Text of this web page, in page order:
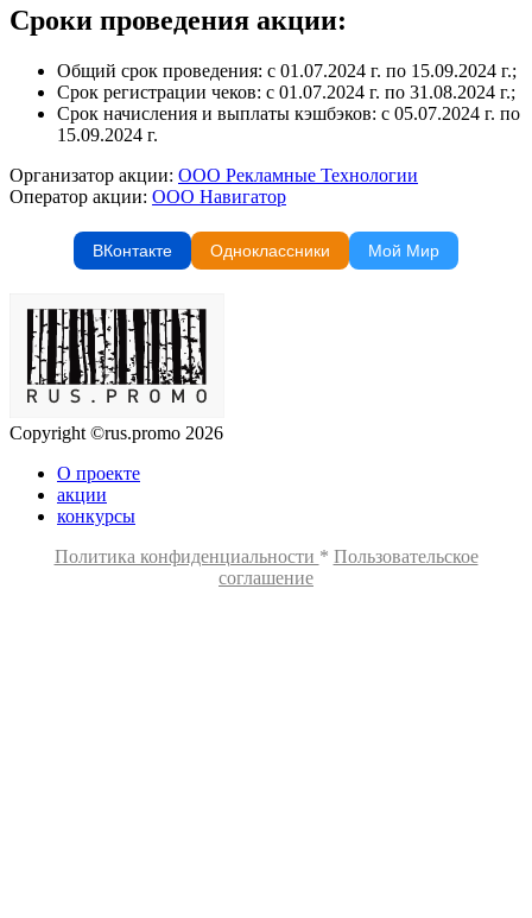
Сроки проведения акции:
Общий срок проведения: с 01.07.2024 г. по 15.09.2024 г.;
Срок регистрации чеков: с 01.07.2024 г. по 31.08.2024 г.;
Срок начисления и выплаты кэшбэков: с 05.07.2024 г. по
15.09.2024 г.
Организатор акции: ООО Рекламные Технологии
Оператор акции: ООО Навигатор
ВКонтакте Одноклассники Мой Мир
Copyright ©rus.promo 2026
О проекте
акции
конкурсы
Политика конфиденциальности * Пользовательское
соглашение